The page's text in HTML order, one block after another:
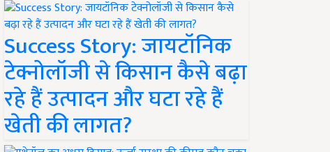
Success Story: जायटॉनिक
टेक्नोलॉजी से किसान कैसे बढ़ा
रहे हैं उत्पादन और घटा रहे हैं
खेती की लागत?